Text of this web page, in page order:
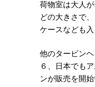
荷物室は大人
どの大きさで
ケースなども入
他のタービン
６、日本でも
ンが販売を開